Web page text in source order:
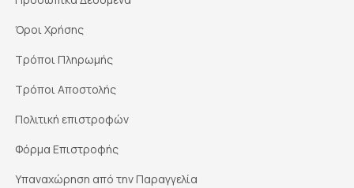
Όροι Χρήσης
Τρόποι Πληρωμής
Τρόποι Αποστολής
Πολιτική επιστροφών
Φόρμα Επιστροφής
Υπαναχώρηση από την Παραγγελία